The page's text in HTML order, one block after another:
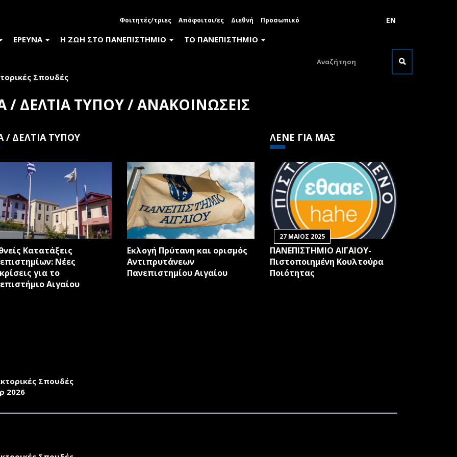
EN
Φοιτητές/τριες Απόφοιτοι/ες Διεθνή Προσωπικό
Φόρμα
ΕΡΕΥΝΑ Η ΖΩΗ ΣΤΟ ΠΑΝΕΠΙΣΤΗΜΙΟ ΤΟ ΠΑΝΕΠΙΣΤΗΜΙΟ
Σπουδές
/ ΔΕΛΤΙΑ ΤΥΠΟΥ / ΑΝΑΚΟΙΝΩΣΕΙΣ
/ ΔΕΛΤΙΑ ΤΥΠΟΥ
Κατατάξεις
Νέες
για το
Αιγαίου
Εκλογή Πρύτανη και ορισμός
Αντιπρυτάνεων
Πανεπιστημίου Αιγαίου
ΛΕΝΕ ΓΙΑ ΜΑΣ
27 ΜΑΙΟΣ 2025
ΠΑΝΕΠΙΣΤΗΜΙΟ ΑΙΓΑΙΟΥ-
Πιστοποιημένη Κουλτούρα
Ποιότητας
Σπουδές
2026